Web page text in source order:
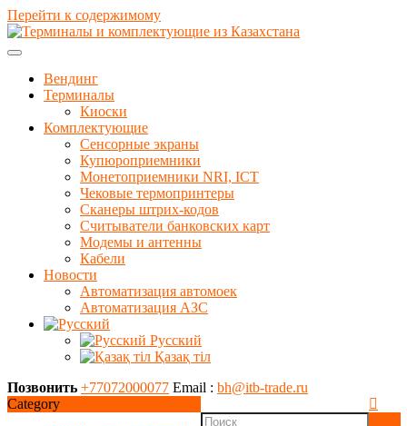
Перейти к содержимому
Вендинг
Терминалы
Киоски
Комплектующие
Сенсорные экраны
Купюроприемники
Монетоприемники NRI, ICT
Чековые термопринтеры
Сканеры штрих-кодов
Считыватели банковских карт
Модемы и антенны
Кабели
Новости
Автоматизация автомоек
Автоматизация АЗС
Русский
Қазақ тіл
Позвонить +77072000077 Email : bh@itb-trade.ru
Category